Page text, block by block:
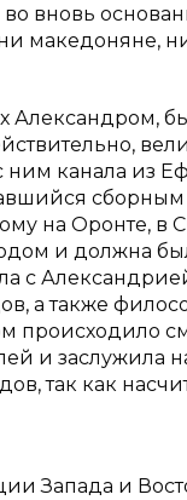
вновь
македоняне,
канала из
на Оронте, в
и должна
с
а также
происходило
и заслужила
так как
Запада и